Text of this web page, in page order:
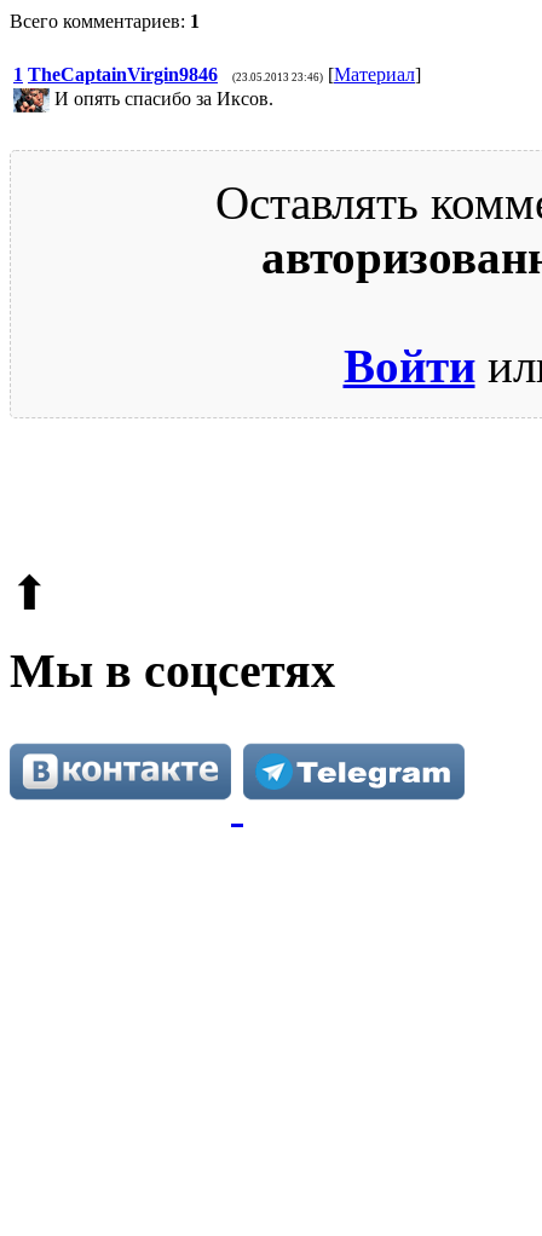
Всего комментариев: 1
1 TheCaptainVirgin9846 (23.05.2013 23:46) [Материал]
И опять спасибо за Иксов.
Оставлять
Войти
⬆
Мы в соцсетях